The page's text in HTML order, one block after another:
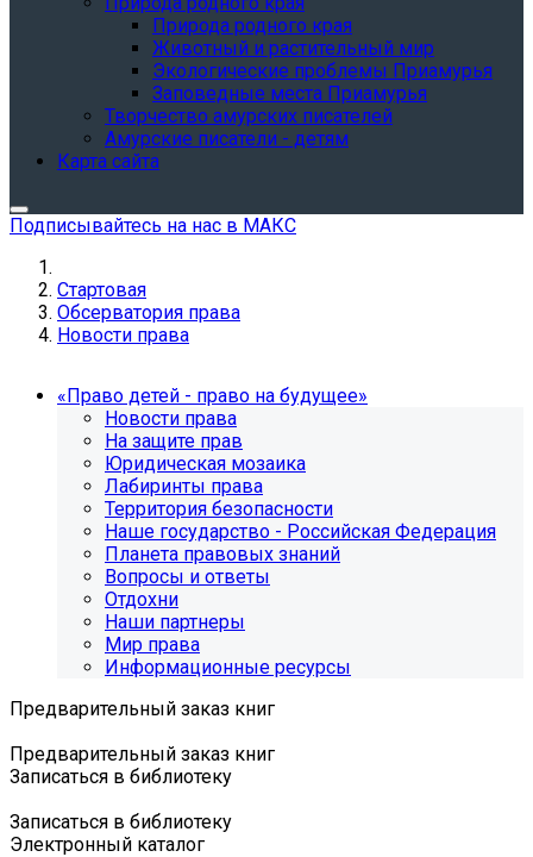
Природа родного края
Животный и растительный мир
Экологические проблемы Приамурья
Заповедные места Приамурья
Творчество амурских писателей
Амурские писатели - детям
Карта сайта
Подписывайтесь на нас в МАКС
Стартовая
Обсерватория права
Новости права
«Право детей - право на будущее»
Новости права
На защите прав
Юридическая мозаика
Лабиринты права
Территория безопасности
Наше государство - Российская Федерация
Планета правовых знаний
Вопросы и ответы
Отдохни
Наши партнеры
Мир права
Информационные ресурсы
Предварительный заказ книг
Предварительный заказ книг
Записаться в библиотеку
Записаться в библиотеку
Электронный каталог